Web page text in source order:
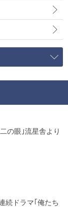
の眼｣流星舎より
続ドラマ｢俺たち